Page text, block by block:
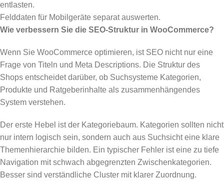
entlasten.
Felddaten für Mobilgeräte separat auswerten.
Wie verbessern Sie die SEO-Struktur in WooCommerce?
Wenn Sie WooCommerce optimieren, ist SEO nicht nur eine
Frage von Titeln und Meta Descriptions. Die Struktur des
Shops entscheidet darüber, ob Suchsysteme Kategorien,
Produkte und Ratgeberinhalte als zusammenhängendes
System verstehen.
Der erste Hebel ist der Kategoriebaum. Kategorien sollten nicht
nur intern logisch sein, sondern auch aus Suchsicht eine klare
Themenhierarchie bilden. Ein typischer Fehler ist eine zu tiefe
Navigation mit schwach abgegrenzten Zwischenkategorien.
Besser sind verständliche Cluster mit klarer Zuordnung.